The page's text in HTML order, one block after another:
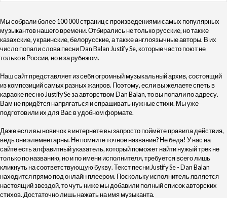
Мы собрали более 100 000 страниц с произведениями самых популярных
музыкантов нашего времени. Отбирались не только русские, но также
казахские, украинские, белорусские, а также англоязычные авторы. В их
число попали слова песни Dan Balan Justify Se, которые часто поют не
только в России, но и за рубежом.
Наш сайт представляет из себя огромный музыкальный архив, состоящий
из композиций самых разных жанров. Поэтому, если вы желаете спеть в
караоке песню Justify Se за авторством Dan Balan, то вы попали по адресу.
Вам не придётся напрягаться и спрашивать нужные стихи. Мы уже
подготовили их для Вас в удобном формате.
Даже если вы новичок в интернете вы запросто поймёте правила действия,
ведь они элементарны. Не помните точное название? Не беда! У нас на
сайте есть алфавитный указатель, который поможет найти нужый трек не
только по названию, но и по имени исполнителя, требуется всего лишь
кликнуть на соответствующую букву. Текст песни Justify Se - Dan Balan
находится прямо под онлайн плеером. Поскольку исполнитель является
настоящий звездой, то чуть ниже мы добавили полный список авторских
стихов. Достаточно лишь нажать на имя музыканта.